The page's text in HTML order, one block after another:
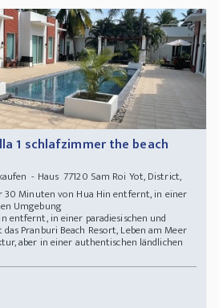
1 schlafzimmer the beach
- Haus 77120 Sam Roi Yot, District,
30 Minuten von Hua Hin entfernt, in einer
Umgebung
entfernt, in einer paradiesischen und
Pranburi Beach Resort, Leben am Meer
aber in einer authentischen ländlichen